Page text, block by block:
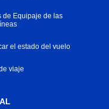
de Equipaje de las
el estado del vuelo
viaje